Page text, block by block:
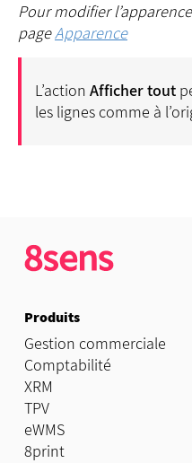
Pour modifier
pageApparence
L’action Afficher tout
les lignes comme à
Produits
Gestion commerciale
Comptabilité
XRM
TPV
eWMS
8print